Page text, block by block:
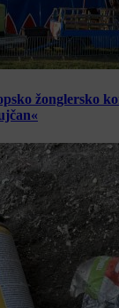
žonglersko